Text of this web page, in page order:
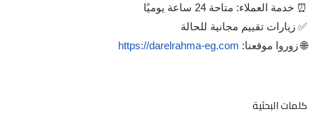
⏰ خدمة العملاء: متاحة 24 ساعة يوميًا
✅ زيارات تقييم مجانية للحالة
🌐 زوروا موقعنا: https://darelrahma-eg.com
كلمات البحثية